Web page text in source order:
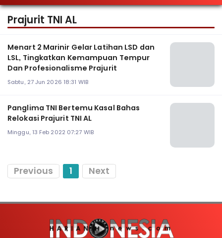
Prajurit TNI AL
Menart 2 Marinir Gelar Latihan LSD dan
LSL, Tingkatkan Kemampuan Tempur
Dan Profesionalisme Prajurit
Sabtu, 27 Jun 2026 18:31 WIB
Panglima TNI Bertemu Kasal Bahas
Relokasi Prajurit TNI AL
Minggu, 13 Feb 2022 07:27 WIB
Previous 1 Next